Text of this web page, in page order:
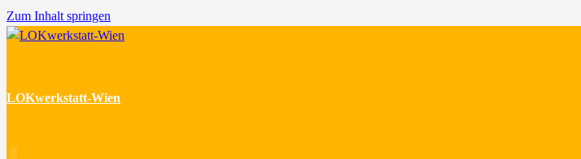
Zum Inhalt springen
LOKwerkstatt-Wien